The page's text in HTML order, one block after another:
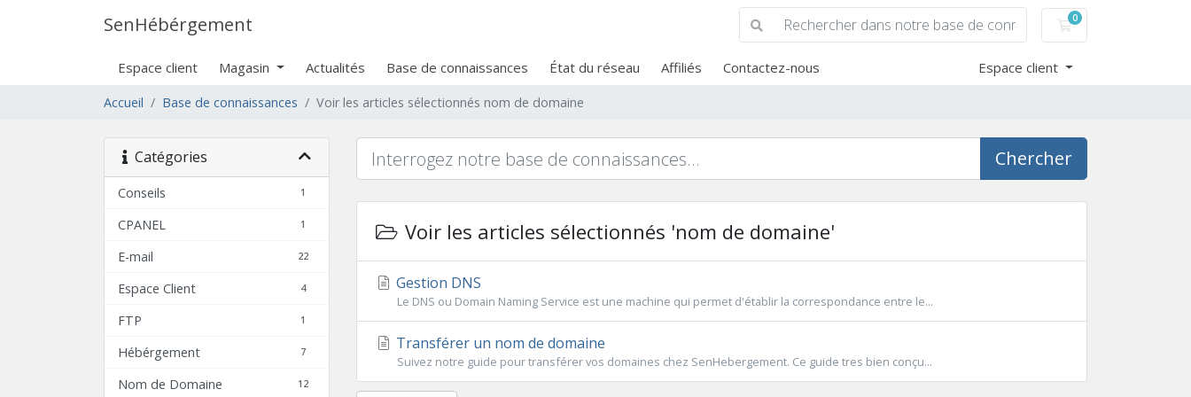
SenHébérgement 0
Votre panier
Espace client Magasin Actualités Base de connaissances État du réseau Affiliés Contactez-nous Espace client
Accueil Base de connaissances Voir les articles sélectionnés nom de domaine
Catégories
1
Conseils
1
CPANEL
22
E-mail
4
Espace Client
1
FTP
7
Hébérgement
12
Nom de Domaine
Chercher
Voir les articles sélectionnés 'nom de domaine'
Gestion DNS
Le DNS ou Domain Naming Service est une machine qui permet d'établir la correspondance entre le...
Transférer un nom de domaine
Suivez notre guide pour transférer vos domaines chez SenHebergement. Ce guide tres bien conçu...